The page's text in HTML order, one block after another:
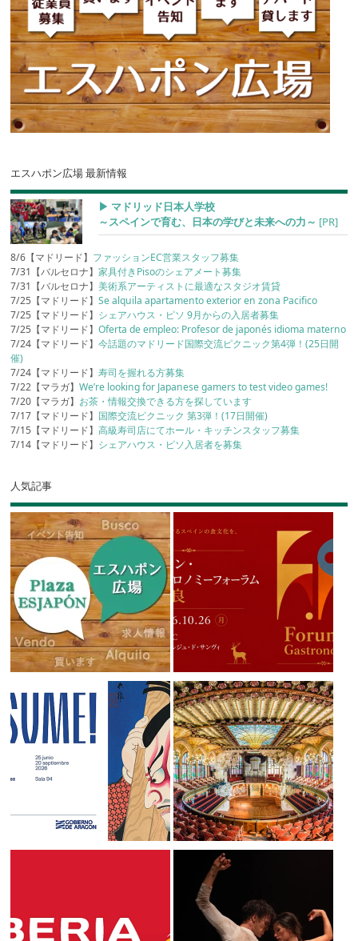
エスハポン広場 最新情報
▶︎ マドリッド日本人学校
～スペインで育む、日本の学びと未来への力～ [PR]
8/6【マドリード】 ファッションEC営業スタッフ募集
7/31【バルセロナ】家具付きPisoのシェアメート募集
7/31【バルセロナ】美術系アーティストに最適なスタジオ賃貸
7/25【マドリード】Se alquila apartamento exterior en zona Pacifico
7/25【マドリード】 シェアハウス・ピソ 9月からの入居者募集
7/25【マドリード】Oferta de empleo: Profesor de japonés idioma materno
7/24【マドリード】今話題のマドリード国際交流ピクニック第4弾！(25日開
催)
7/24【マドリード】寿司を握れる方募集
7/22【マラガ】We’re looking for Japanese gamers to test video games!
7/20【マラガ】 お茶・情報交換できる方を探しています
7/17【マドリード】 国際交流ピクニック 第3弾！(17日開催)
7/15【マドリード】高級寿司店にてホール・キッチンスタッフ募集
7/14【マドリード】 シェアハウス・ピソ入居者を募集
人気記事